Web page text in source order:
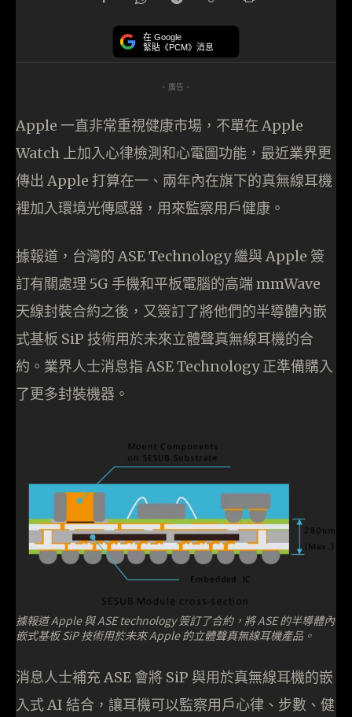
在 Google
緊貼《PCM》消息
- 廣告 -
Apple 一直非常重視健康市場，不單在 Apple
Watch 上加入心律檢測和心電圖功能，最近業界更
傳出 Apple 打算在一、兩年內在旗下的真無線耳機
裡加入環境光傳感器，用來監察用戶健康。
據報道，台灣的 ASE Technology 繼與 Apple 簽
訂有關處理 5G 手機和平板電腦的高端 mmWave
天線封裝合約之後，又簽訂了將他們的半導體內嵌
式基板 SiP 技術用於未來立體聲真無線耳機的合
約。業界人士消息指 ASE Technology 正準備購入
了更多封裝機器。
據報道 Apple 與 ASE technology 簽訂了合約，將 ASE 的半導體內
嵌式基板 SiP 技術用於未來 Apple 的立體聲真無線耳機產品。
消息人士補充 ASE 會將 SiP 與用於真無線耳機的嵌
入式 AI 結合，讓耳機可以監察用戶心律、步數、健